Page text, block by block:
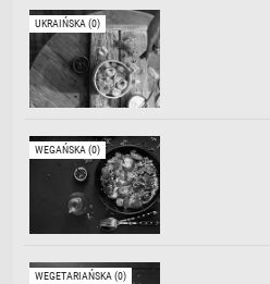
UKRAIŃSKA (0)
WEGAŃSKA (0)
WEGETARIAŃSKA (0)